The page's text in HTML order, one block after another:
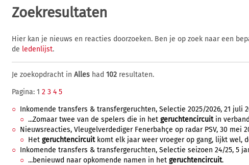
Zoekresultaten
Hier kan je nieuws en reacties doorzoeken. Ben je op zoek naar een
de ledenlijst.
Je zoekopdracht in Alles had 102 resultaten.
Pagina: 1 2 3 4 5
Inkomende transfers & transfergeruchten, Selectie 2025/2026, 21 juli
...Zomaar twee van de spelers die in het geruchtencircuitin
Nieuwsreacties, Vleugelverdediger Fenerbahçe op radar PSV, 30 mei
Het geruchtencircuitkomt elk jaar weer vroeger op gang, lijkt wel,
Inkomende transfers & transfergeruchten, Selectie seizoen 24/25, 5
...benieuwd naar opkomende namen in het geruchtencircuit.